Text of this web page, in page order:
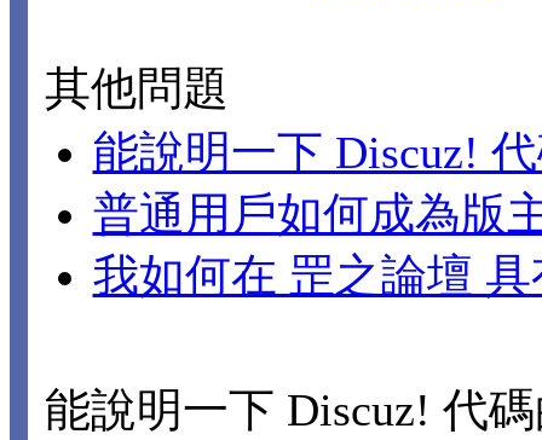
其他問題
能說明一下 Discuz!
普通用戶如何成為版
我如何在 罡之論壇
能說明一下 Discuz! 代